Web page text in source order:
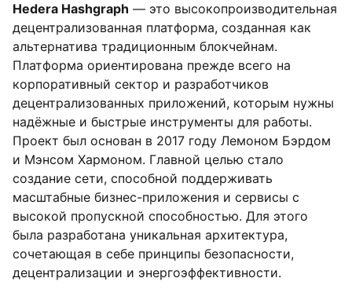
Hedera Hashgraph — это высокопроизводительная
децентрализованная платформа, созданная как
альтернатива традиционным блокчейнам.
Платформа ориентирована прежде всего на
корпоративный сектор и разработчиков
децентрализованных приложений, которым нужны
надёжные и быстрые инструменты для работы.
Проект был основан в 2017 году Лемоном Бэрдом
и Мэнсом Хармоном. Главной целью стало
создание сети, способной поддерживать
масштабные бизнес-приложения и сервисы с
высокой пропускной способностью. Для этого
была разработана уникальная архитектура,
сочетающая в себе принципы безопасности,
децентрализации и энергоэффективности.